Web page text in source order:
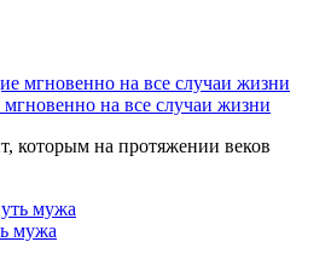
на все случаи жизни
которым на протяжении веков
мужа